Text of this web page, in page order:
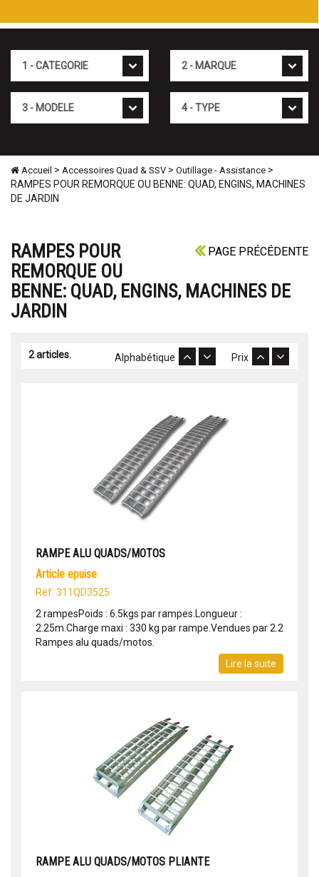
Accueil > Accessoires Quad & SSV > Outillage - Assistance >
RAMPES POUR REMORQUE OU BENNE: QUAD, ENGINS, MACHINES
DE JARDIN
PAGE PRÉCÉDENTE
RAMPES POUR
REMORQUE OU
BENNE: QUAD, ENGINS, MACHINES DE
JARDIN
2 articles. Prix
Alphabétique
RAMPE ALU QUADS/MOTOS
article epuise
Réf: 311QD3525
2 rampesPoids : 6.5kgs par rampes.Longueur :
2.25m.Charge maxi : 330 kg par rampe.Vendues par 2.2
Rampes alu quads/motos.
Lire la suite
RAMPE ALU QUADS/MOTOS PLIANTE